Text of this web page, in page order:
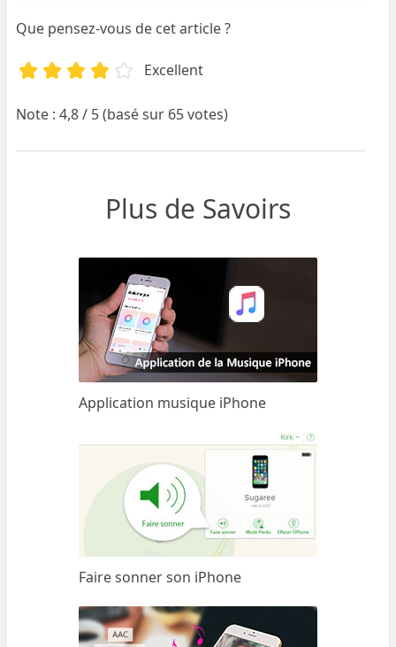
Que pensez-vous de cet article ?
Excellent
Note : 4,8 / 5 (basé sur 65 votes)
Plus de Savoirs
Application musique iPhone
Faire sonner son iPhone